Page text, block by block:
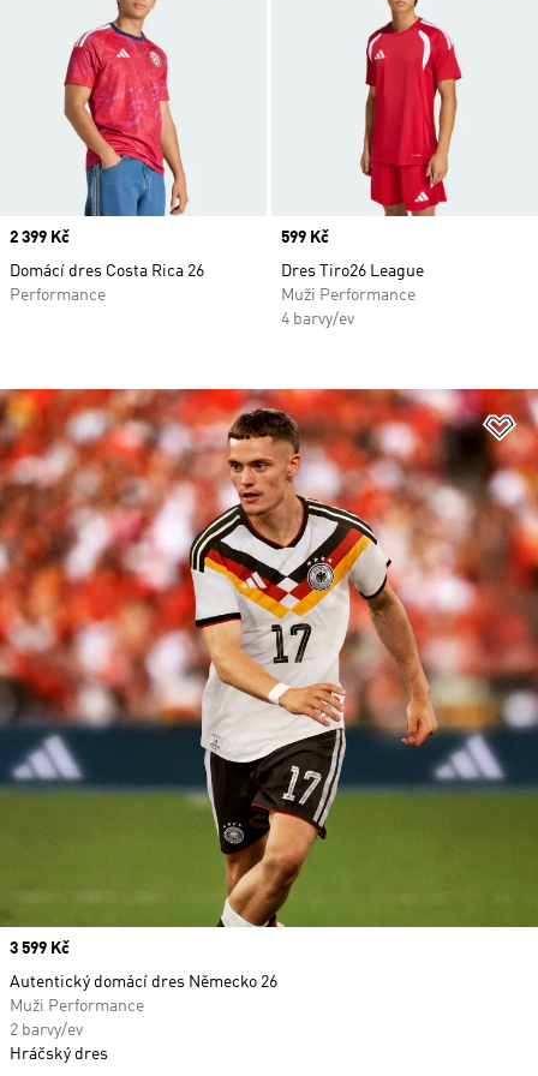
Price
2 399 Kč
Domácí dres Costa Rica 26
Performance
Price
599 Kč
Dres Tiro26 League
Muži Performance
4 barvy/ev
Price
3 599 Kč
Autentický domácí dres Německo 26
Muži Performance
2 barvy/ev
Hráčský dres